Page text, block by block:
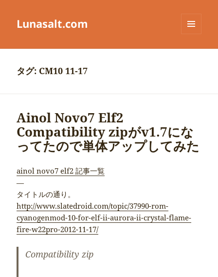
Lunasalt.com
ーとウ
タグ: CM10 11-17
Ainol Novo7 Elf2
Compatibility zipがv1.7にな
ってたので単体アップしてみた
ainol novo7 elf2 記事一覧
—
タイトルの通り。
http://www.slatedroid.com/topic/37990-rom-
cyanogenmod-10-for-elf-ii-aurora-ii-crystal-flame-
fire-w22pro-2012-11-17/
Compatibility zip